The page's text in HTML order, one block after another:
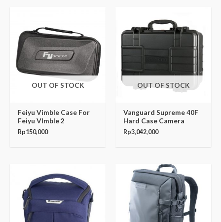
OUT OF STOCK
Feiyu Vimble Case For
Feiyu VImble 2
Rp150,000
OUT OF STOCK
Vanguard Supreme 40F
Hard Case Camera
Rp3,042,000